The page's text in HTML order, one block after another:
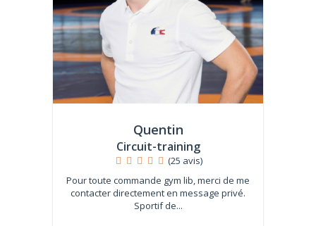
Quentin
Circuit-training
(25 avis)
Pour toute commande gym lib, merci de me
contacter directement en message privé.
Sportif de...